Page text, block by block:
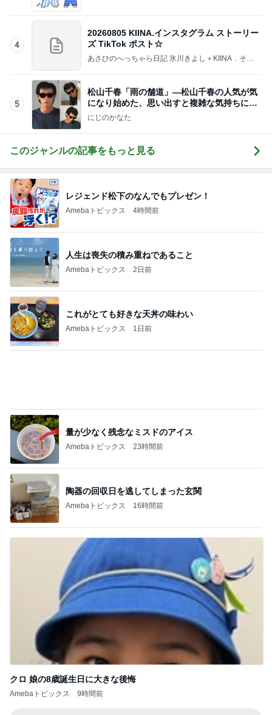
人生は喪失の積み重ねであること
Amebaトピックス 2日前
これがとても好きな天丼の味わい
Amebaトピックス 1日前
Amebaトピックス 23時間前
陶器の回収日を逃してしまった玄関
Amebaトピックス 16時間前
自分だけのボトルアクアリウム作り
Amebaトピックス
友人にTiffanyだと言われるジュエリー
Amebaトピックス
母にも褒めてもらった素敵なワンピ
Amebaトピックス
ゲストの話を聞いてポチった本
Amebaトピックス